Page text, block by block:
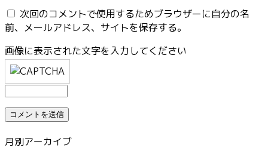
次回のコメントで使用するためブラウザーに自分の名
前、メールアドレス、サイトを保存する。
画像に表示された文字を入力してください
月別アーカイブ